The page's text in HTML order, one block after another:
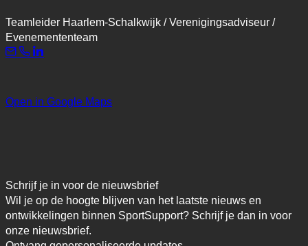
Teamleider Haarlem-Schalkwijk / Verenigingsadviseur /
Evenemententeam
Open in Google Maps
Schrijf je in voor de nieuwsbrief
Wil je op de hoogte blijven van het laatste nieuws en
ontwikkelingen binnen SportSupport? Schrijf je dan in voor
onze nieuwsbrief.